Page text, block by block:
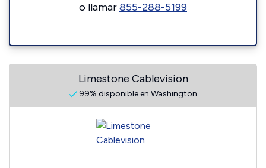
o llamar855-288-5199
Limestone Cablevision
99% disponible en Washington